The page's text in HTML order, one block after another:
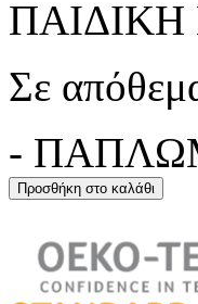
Σε
-
Προσθήκη στο καλάθι